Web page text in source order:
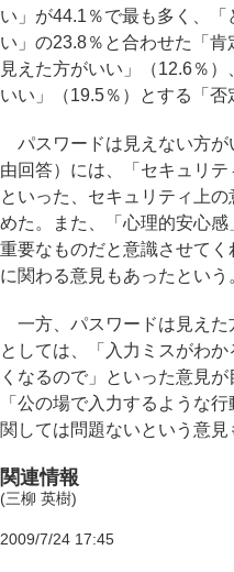
い」が44.1％で最も多く、
い」の23.8％と合わせた「
見えた方がいい」（12.6％
いい」（19.5％）とする「否
パスワードは見えない方が
由回答）には、「セキュリテ
といった、セキュリティ上
めた。また、「心理的安心
重要なものだと意識させて
に関わる意見もあったという
一方、パスワードは見えた
としては、「入力ミスがわ
くなるので」といった意見
「公の場で入力するような
関しては問題ないという意見
関連情報
(三柳 英樹)
2009/7/24 17:45